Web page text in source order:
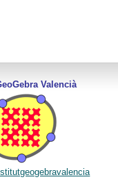
Valencià